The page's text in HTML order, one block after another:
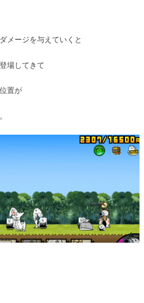
メージを与えていくと
場してきて
置が